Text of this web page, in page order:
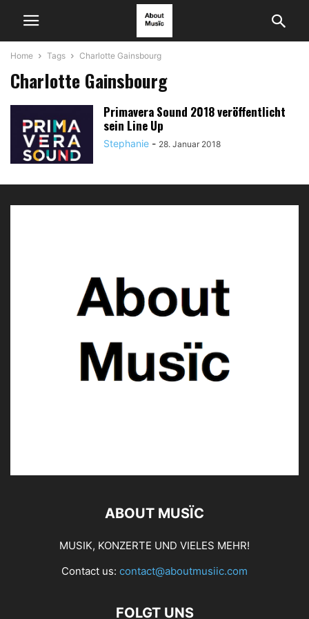
Home Tags Charlotte Gainsbourg
Charlotte Gainsbourg
Primavera Sound 2018 veröffentlicht
sein Line Up
Stephanie - 28. Januar 2018
ABOUT MUSÏC
MUSIK, KONZERTE UND VIELES MEHR!
Contact us: contact@aboutmusiic.com
FOLGT UNS